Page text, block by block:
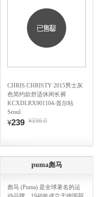
CHRIS.CHRISTY 2015男士灰
色简约款舒适休闲长裤
KCXDLRX901104-首尔站
Seoul
¥239 ¥336.0
puma彪马
彪马 (Puma) 是全球著名的运